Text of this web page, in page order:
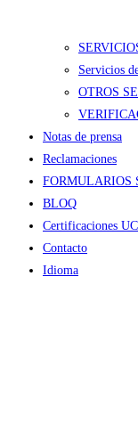
Servicios
OTROS
Notas de prensa
Reclamaciones
FORMULARIOS
BLOQ
Certificaciones
Contacto
Idioma